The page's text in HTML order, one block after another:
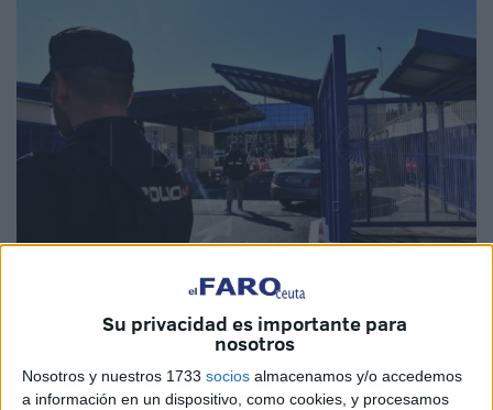
Su privacidad es importante para
nosotros
Nosotros y nuestros 1733 socios almacenamos y/o accedemos
a información en un dispositivo, como cookies, y procesamos
Imagen de Archivo